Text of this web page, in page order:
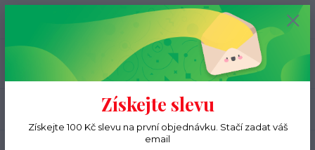
Menu
(Po-Pá, 9-15 hod.)
0 ks
0 Kč
Tulipytlíky látkové
Získejte slevu
Získejte 100 Kč slevu na první objednávku. Stačí zadat váš
email